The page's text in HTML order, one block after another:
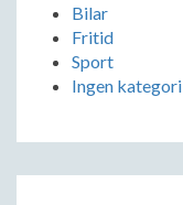
Bilar
Fritid
Sport
Ingen kategori